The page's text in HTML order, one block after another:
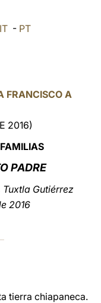
LATINE
IT - PT
FRANCISCO A
2016)
PADRE
Tuxtla Gutiérrez
2016
tierra chiapaneca.